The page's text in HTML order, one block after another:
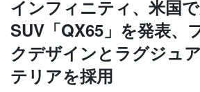
インフィニティ、米国
SUV「QX65」を発表、
クデザインとラグジュ
テリアを採用